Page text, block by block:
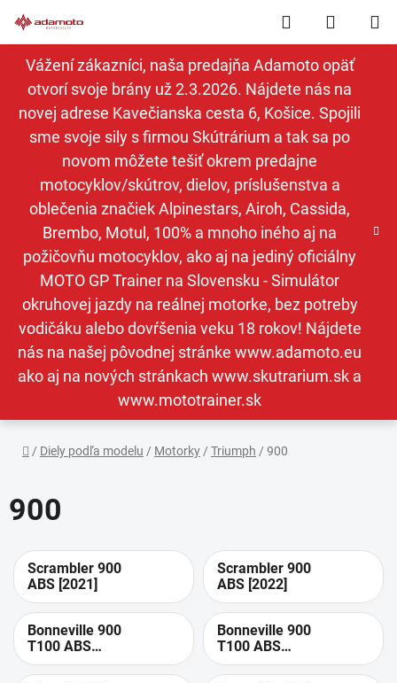
na
obsah
Vážení zákazníci, naša predajňa Adamoto opäť
otvorí svoje brány už 2.3.2026. Nájdete nás na
novej adrese Kavečianska cesta 6, Košice. Spojili
sme svoje sily s firmou Skútrárium a tak sa po
novom môžete tešiť okrem predajne
motocyklov/skútrov, dielov, príslušenstva a
oblečenia značiek Alpinestars, Airoh, Cassida,
Brembo, Motul, 100% a mnoho iného aj na
požičovňu motocyklov, ako aj na jediný oficiálny
MOTO GP Trainer na Slovensku - Simulátor
okruhovej jazdy na reálnej motorke, bez potreby
vodičáku alebo dovŕšenia veku 18 rokov! Nájdete
nás na našej pôvodnej stránke www.adamoto.eu
ako aj na nových stránkach www.skutrarium.sk a
www.mototrainer.sk
Hľadať
KOŠÍK
Domov
/ Diely podľa modelu / Motorky / Triumph / 900
900
Scrambler 900
ABS [2021]
Scrambler 900
ABS [2022]
Bonneville 900
T100 ABS
[2022]
Bonneville 900
T100 ABS
[2023]